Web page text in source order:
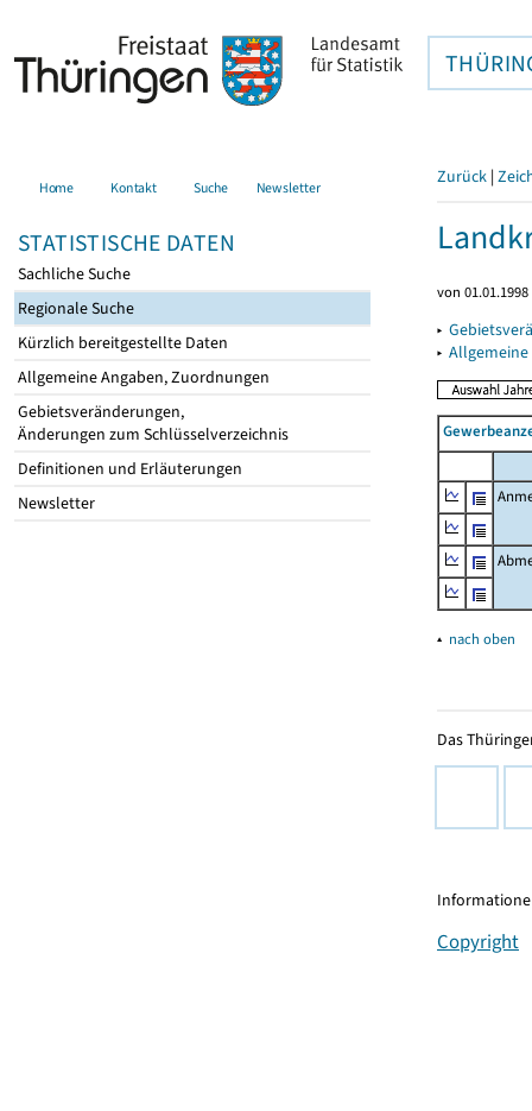
Home Kontakt Suche Newsletter
STATISTISCHE DATEN
Sachliche Suche
Regionale Suche
Kürzlich bereitgestellte Daten
Allgemeine Angaben, Zuordnungen
Gebietsveränderungen,
Änderungen zum Schlüsselverzeichnis
Definitionen und Erläuterungen
Newsletter
Zurück |
von
▸
▸
▴ nach oben
Das
Copyright